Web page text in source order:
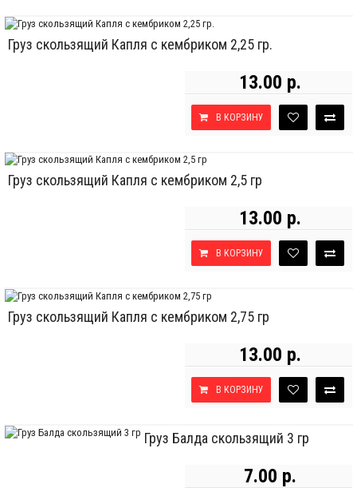
Груз скользящий Капля с кембриком 2,25 гр.
13.00 р.
В КОРЗИНУ
Груз скользящий Капля с кембриком 2,5 гр
13.00 р.
В КОРЗИНУ
Груз скользящий Капля с кембриком 2,75 гр
13.00 р.
В КОРЗИНУ
Груз Балда скользящий 3 гр
7.00 р.